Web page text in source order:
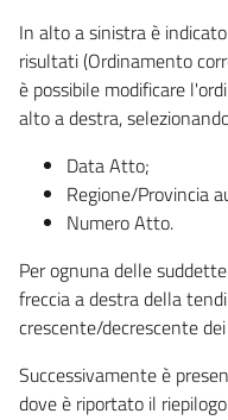
In alto a sinistra è
risultati (Ordinamento
è possibile modificare
alto a destra,
Data Atto;
Regione/Provincia
Numero Atto.
Per ognuna delle
freccia a destra della
crescente/decrescente
Successivamente è
dove è riportato il